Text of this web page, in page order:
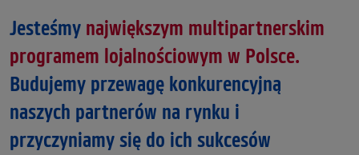
Jesteśmy największym multipartnerskim
programem lojalnościowym w Polsce.
Budujemy przewagę konkurencyjną
naszych partnerów na rynku i
przyczyniamy się do ich sukcesów